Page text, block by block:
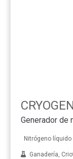
Generador de
Nitrógeno líquido
Ganadería,